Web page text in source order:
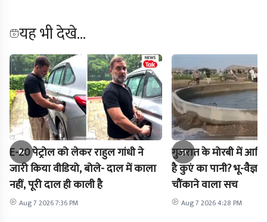
यह भी देखे...
E-20 पेट्रोल को लेकर राहुल गांधी ने
जारी किया वीडियो, बोले- दाल में काला
नहीं, पूरी दाल ही काली है
Aug 7 2026 7:36 PM
गुजरात के मोरबी में
है कुएं का पानी? भू-
चौंकाने वाला सच
Aug 7 2026 4:28 PM